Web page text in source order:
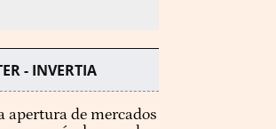
- INVERTIA
apertura de mercados